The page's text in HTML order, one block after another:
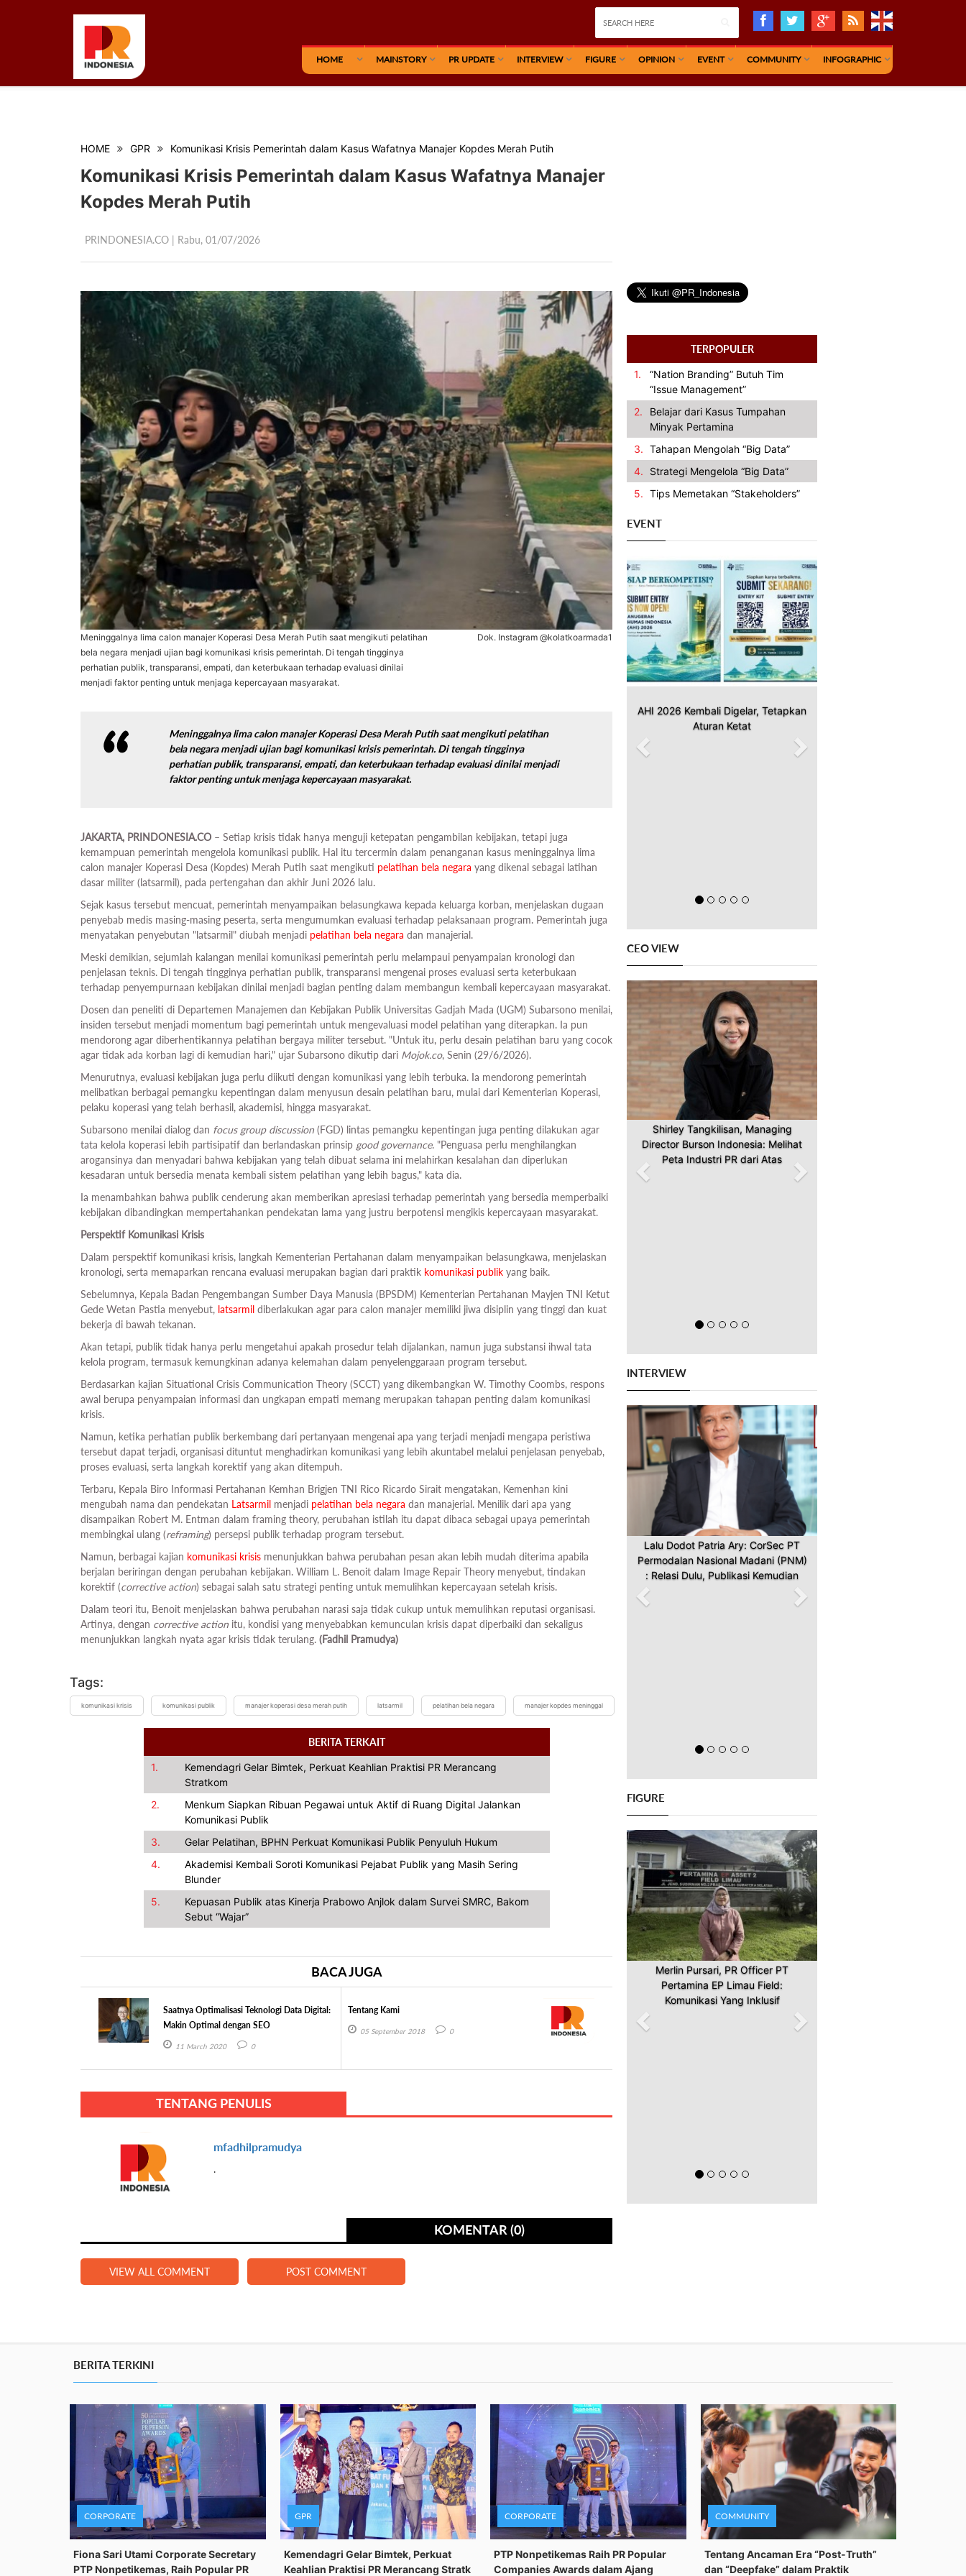
HOME MAINSTORY PR UPDATE INTERVIEW FIGURE OPINION EVENT COMMUNITY INFOGRAPHIC
HOME GPR Komunikasi Krisis Pemerintah dalam Kasus Wafatnya Manajer Kopdes Merah Putih
Komunikasi Krisis Pemerintah dalam Kasus Wafatnya Manajer
Kopdes Merah Putih
PRINDONESIA.CO | Rabu, 01/07/2026
Meninggalnya lima calon manajer Koperasi Desa Merah Putih saat mengikuti pelatihan
bela negara menjadi ujian bagi komunikasi krisis pemerintah. Di tengah tingginya
perhatian publik, transparansi, empati, dan keterbukaan terhadap evaluasi dinilai
menjadi faktor penting untuk menjaga kepercayaan masyarakat.
Dok. Instagram @kolatkoarmada1
Meninggalnya lima calon manajer Koperasi Desa Merah Putih saat mengikuti pelatihan
bela negara menjadi ujian bagi komunikasi krisis pemerintah. Di tengah tingginya
perhatian publik, transparansi, empati, dan keterbukaan terhadap evaluasi dinilai menjadi
faktor penting untuk menjaga kepercayaan masyarakat.
JAKARTA, PRINDONESIA.CO – Setiap krisis tidak hanya menguji ketepatan pengambilan kebijakan, tetapi juga
kemampuan pemerintah mengelola komunikasi publik. Hal itu tercermin dalam penanganan kasus meninggalnya lima
calon manajer Koperasi Desa (Kopdes) Merah Putih saat mengikuti pelatihan bela negara yang dikenal sebagai latihan
dasar militer (latsarmil), pada pertengahan dan akhir Juni 2026 lalu.
Sejak kasus tersebut mencuat, pemerintah menyampaikan belasungkawa kepada keluarga korban, menjelaskan dugaan
penyebab medis masing-masing peserta, serta mengumumkan evaluasi terhadap pelaksanaan program. Pemerintah juga
menyatakan penyebutan "latsarmil" diubah menjadi pelatihan bela negara dan manajerial.
Meski demikian, sejumlah kalangan menilai komunikasi pemerintah perlu melampaui penyampaian kronologi dan
penjelasan teknis. Di tengah tingginya perhatian publik, transparansi mengenai proses evaluasi serta keterbukaan
terhadap penyempurnaan kebijakan dinilai menjadi bagian penting dalam membangun kembali kepercayaan masyarakat.
Dosen dan peneliti di Departemen Manajemen dan Kebijakan Publik Universitas Gadjah Mada (UGM) Subarsono menilai,
insiden tersebut menjadi momentum bagi pemerintah untuk mengevaluasi model pelatihan yang diterapkan. Ia pun
mendorong agar diberhentikannya pelatihan bergaya militer tersebut. "Untuk itu, perlu desain pelatihan baru yang cocok
agar tidak ada korban lagi di kemudian hari," ujar Subarsono dikutip dari Mojok.co, Senin (29/6/2026).
Menurutnya, evaluasi kebijakan juga perlu diikuti dengan komunikasi yang lebih terbuka. Ia mendorong pemerintah
melibatkan berbagai pemangku kepentingan dalam menyusun desain pelatihan baru, mulai dari Kementerian Koperasi,
pelaku koperasi yang telah berhasil, akademisi, hingga masyarakat.
Subarsono menilai dialog dan focus group discussion (FGD) lintas pemangku kepentingan juga penting dilakukan agar
tata kelola koperasi lebih partisipatif dan berlandaskan prinsip good governance. "Penguasa perlu menghilangkan
arogansinya dan menyadari bahwa kebijakan yang telah dibuat selama ini melahirkan kesalahan dan diperlukan
kesadaran untuk bersedia menata kembali sistem pelatihan yang lebih bagus," kata dia.
Ia menambahkan bahwa publik cenderung akan memberikan apresiasi terhadap pemerintah yang bersedia memperbaiki
kebijakan dibandingkan mempertahankan pendekatan lama yang justru berpotensi mengikis kepercayaan masyarakat.
Perspektif Komunikasi Krisis
Dalam perspektif komunikasi krisis, langkah Kementerian Pertahanan dalam menyampaikan belasungkawa, menjelaskan
kronologi, serta memaparkan rencana evaluasi merupakan bagian dari praktik komunikasi publik yang baik.
Sebelumnya, Kepala Badan Pengembangan Sumber Daya Manusia (BPSDM) Kementerian Pertahanan Mayjen TNI Ketut
Gede Wetan Pastia menyebut, latsarmil diberlakukan agar para calon manajer memiliki jiwa disiplin yang tinggi dan kuat
bekerja di bawah tekanan.
Akan tetapi, publik tidak hanya perlu mengetahui apakah prosedur telah dijalankan, namun juga substansi ihwal tata
kelola program, termasuk kemungkinan adanya kelemahan dalam penyelenggaraan program tersebut.
Berdasarkan kajian Situational Crisis Communication Theory (SCCT) yang dikembangkan W. Timothy Coombs, respons
awal berupa penyampaian informasi dan ungkapan empati memang merupakan tahapan penting dalam komunikasi
krisis.
Namun, ketika perhatian publik berkembang dari pertanyaan mengenai apa yang terjadi menjadi mengapa peristiwa
tersebut dapat terjadi, organisasi dituntut menghadirkan komunikasi yang lebih akuntabel melalui penjelasan penyebab,
proses evaluasi, serta langkah korektif yang akan ditempuh.
Terbaru, Kepala Biro Informasi Pertahanan Kemhan Brigjen TNI Rico Ricardo Sirait mengatakan, Kemenhan kini
mengubah nama dan pendekatan Latsarmil menjadi pelatihan bela negara dan manajerial. Menilik dari apa yang
disampaikan Robert M. Entman dalam framing theory, perubahan istilah itu dapat dibaca sebagai upaya pemerintah
membingkai ulang (reframing) persepsi publik terhadap program tersebut.
Namun, berbagai kajian komunikasi krisis menunjukkan bahwa perubahan pesan akan lebih mudah diterima apabila
berjalan beriringan dengan perubahan kebijakan. William L. Benoit dalam Image Repair Theory menyebut, tindakan
korektif (corrective action) sebagai salah satu strategi penting untuk memulihkan kepercayaan setelah krisis.
Dalam teori itu, Benoit menjelaskan bahwa perubahan narasi saja tidak cukup untuk memulihkan reputasi organisasi.
Artinya, dengan corrective action itu, kondisi yang menyebabkan kemunculan krisis dapat diperbaiki dan sekaligus
menunjukkan langkah nyata agar krisis tidak terulang. (Fadhil Pramudya)
Tags:
komunikasi krisis komunikasi publik manajer koperasi desa merah putih latsarmil pelatihan bela negara manajer kopdes meninggal
BERITA TERKAIT
1.
Kemendagri Gelar Bimtek, Perkuat Keahlian Praktisi PR Merancang
Stratkom
2.
Menkum Siapkan Ribuan Pegawai untuk Aktif di Ruang Digital Jalankan
Komunikasi Publik
3.
Gelar Pelatihan, BPHN Perkuat Komunikasi Publik Penyuluh Hukum
4.
Akademisi Kembali Soroti Komunikasi Pejabat Publik yang Masih Sering
Blunder
5.
Kepuasan Publik atas Kinerja Prabowo Anjlok dalam Survei SMRC, Bakom
Sebut “Wajar”
BACA JUGA
Saatnya Optimalisasi Teknologi Data Digital:
Makin Optimal dengan SEO
11 March 2020 0
Tentang Kami
05 September 2018 0
TENTANG PENULIS
mfadhilpramudya
.
KOMENTAR (0)
VIEW ALL COMMENT POST COMMENT
TERPOPULER
1.
“Nation Branding” Butuh Tim
“Issue Management”
2.
Belajar dari Kasus Tumpahan
Minyak Pertamina
3. Tahapan Mengolah “Big Data”
4.
Strategi Mengelola “Big Data”
5. Tips Memetakan “Stakeholders”
EVENT
AHI 2026 Kembali Digelar, Tetapkan
Aturan Ketat
Previous Next
CEO VIEW
Shirley Tangkilisan, Managing
Director Burson Indonesia: Melihat
Peta Industri PR dari Atas
Previous Next
INTERVIEW
Lalu Dodot Patria Ary: CorSec PT
Permodalan Nasional Madani (PNM)
: Relasi Dulu, Publikasi Kemudian
Previous Next
FIGURE
Merlin Pursari, PR Officer PT
Pertamina EP Limau Field:
Komunikasi Yang Inklusif
Previous Next
BERITA TERKINI
CORPORATE
Fiona Sari Utami Corporate Secretary
PTP Nonpetikemas, Raih Popular PR
GPR
Kemendagri Gelar Bimtek, Perkuat
Keahlian Praktisi PR Merancang Stratk
CORPORATE
PTP Nonpetikemas Raih PR Popular
Companies Awards dalam Ajang
COMMUNITY
Tentang Ancaman Era “Post-Truth”
dan “Deepfake” dalam Praktik